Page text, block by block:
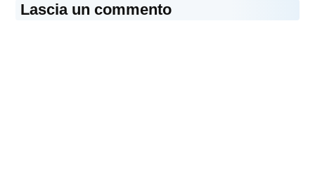
Lascia un commento